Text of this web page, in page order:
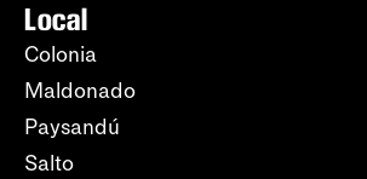
Local
Colonia
Maldonado
Paysandú
Salto